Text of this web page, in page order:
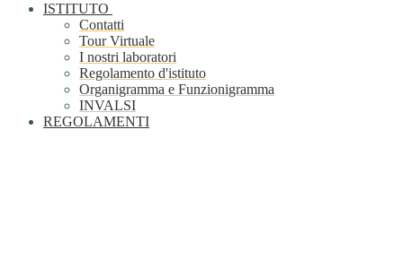
ISTITUTO
Contatti
Tour Virtuale
I nostri laboratori
Regolamento d'istituto
Organigramma e Funzionigramma
INVALSI
REGOLAMENTI